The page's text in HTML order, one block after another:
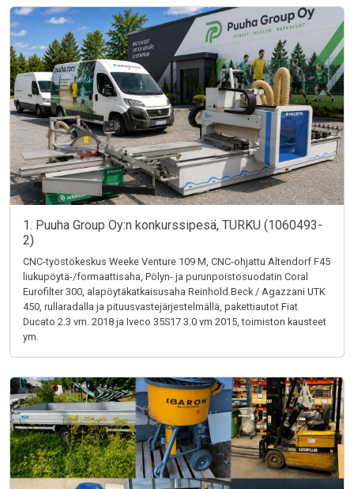
1. Puuha Group Oy:n konkurssipesä, TURKU (1060493-
2)
CNC-työstökeskus Weeke Venture 109 M, CNC-ohjattu Altendorf F45
liukupöytä-/formaattisaha, Pölyn- ja purunpoistosuodatin Coral
Eurofilter 300, alapöytäkatkaisusaha Reinhold Beck / Agazzani UTK
450, rullaradalla ja pituusvastejärjestelmällä, pakettiautot Fiat
Ducato 2.3 vm. 2018 ja Iveco 35S17 3.0 vm 2015, toimiston kausteet
ym.